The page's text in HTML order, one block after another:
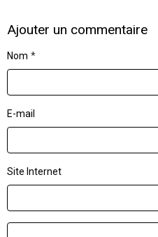
Ajouter un commentaire
Nom
E-mail
Site Internet